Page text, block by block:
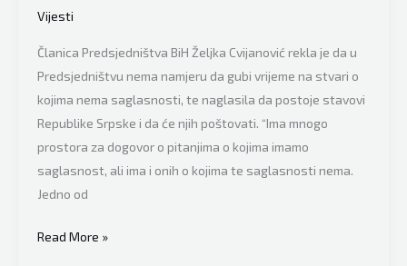
utjecaja
na
institucije”
Vijesti
Članica Predsjedništva BiH Željka Cvijanović rekla je da u
Predsjedništvu nema namjeru da gubi vrijeme na stvari o
kojima nema saglasnosti, te naglasila da postoje stavovi
Republike Srpske i da će njih poštovati. “Ima mnogo
prostora za dogovor o pitanjima o kojima imamo
saglasnost, ali ima i onih o kojima te saglasnosti nema.
Jedno od
Željka
Read More »